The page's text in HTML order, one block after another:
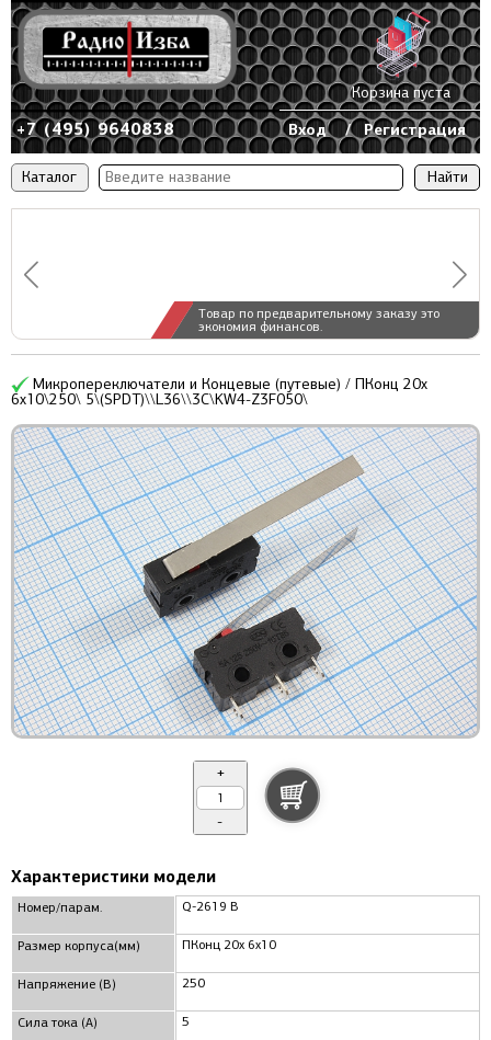
Каталог
Товар по предварительному заказу это
экономия финансов.
+7 (495) 9640838 Вход / Регистрация
Корзина пуста
Микропереключатели и Концевые (путевые) / ПКонц 20x
6x10\250\ 5\(SPDT)\\L36\\3C\KW4-Z3F050\
+
-
Характеристики модели
Номер/парам.
Размер корпуса(мм)
Напряжение (В)
Сила тока (А)
Q-2619 B
ПКонц 20x 6x10
250
5